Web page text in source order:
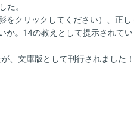
た。
をクリックしてください）、正し
。14の教えとして提示されてい
、文庫版として刊行されました